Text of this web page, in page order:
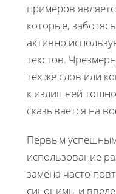
примеров
которые,
активно
текстов.
тех же слов или
к излишней
сказывается на
Первым
использование
замена часто
синонимы и